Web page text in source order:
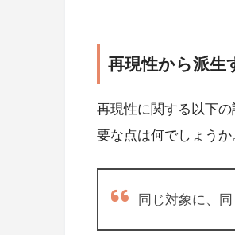
再現性から派生
再現性に関する以下
要な点は何でしょうか
同じ対象に、